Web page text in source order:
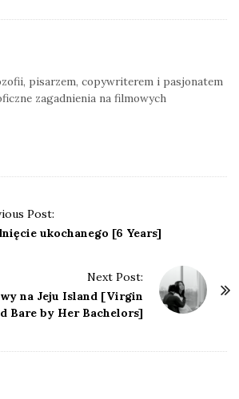
pisarzem, copywriterem i pasjonatem
zagadnienia na filmowych
Post:
ukochanego [6 Years]
Next Post:
na Jeju Island [Virgin
Bare by Her Bachelors]